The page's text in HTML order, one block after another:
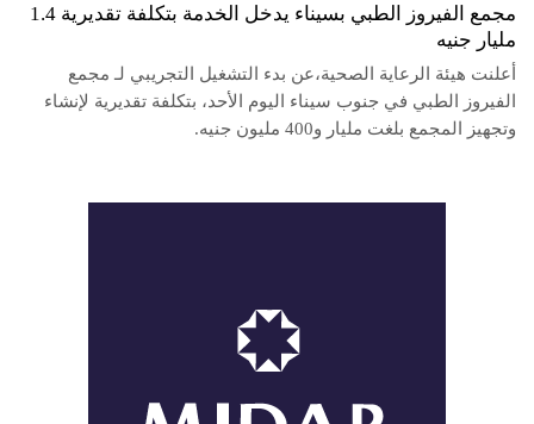
مجمع الفيروز الطبي بسيناء يدخل الخدمة بتكلفة تقديرية 1.4
مليار جنيه
أعلنت هيئة الرعاية الصحية،عن بدء التشغيل التجريبي لـ مجمع
الفيروز الطبي في جنوب سيناء اليوم الأحد، بتكلفة تقديرية لإنشاء
وتجهيز المجمع بلغت مليار و400 مليون جنيه.